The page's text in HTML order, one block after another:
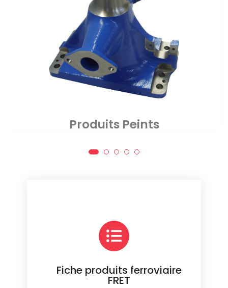
Produits Assemblés
Fiche produits ferroviaire
FRET